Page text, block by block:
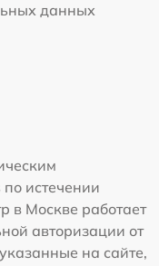
данных
истечении
в Москве работает
авторизации от
на сайте,